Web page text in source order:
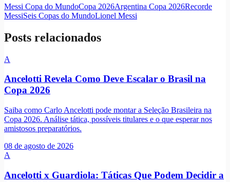
Messi Copa do MundoCopa 2026Argentina Copa 2026Recorde
MessiSeis Copas do MundoLionel Messi
Posts relacionados
A
Ancelotti Revela Como Deve Escalar o Brasil na
Copa 2026
Saiba como Carlo Ancelotti pode montar a Seleção Brasileira na
Copa 2026. Análise tática, possíveis titulares e o que esperar nos
amistosos preparatórios.
08 de agosto de 2026
A
Ancelotti x Guardiola: Táticas Que Podem Decidir a